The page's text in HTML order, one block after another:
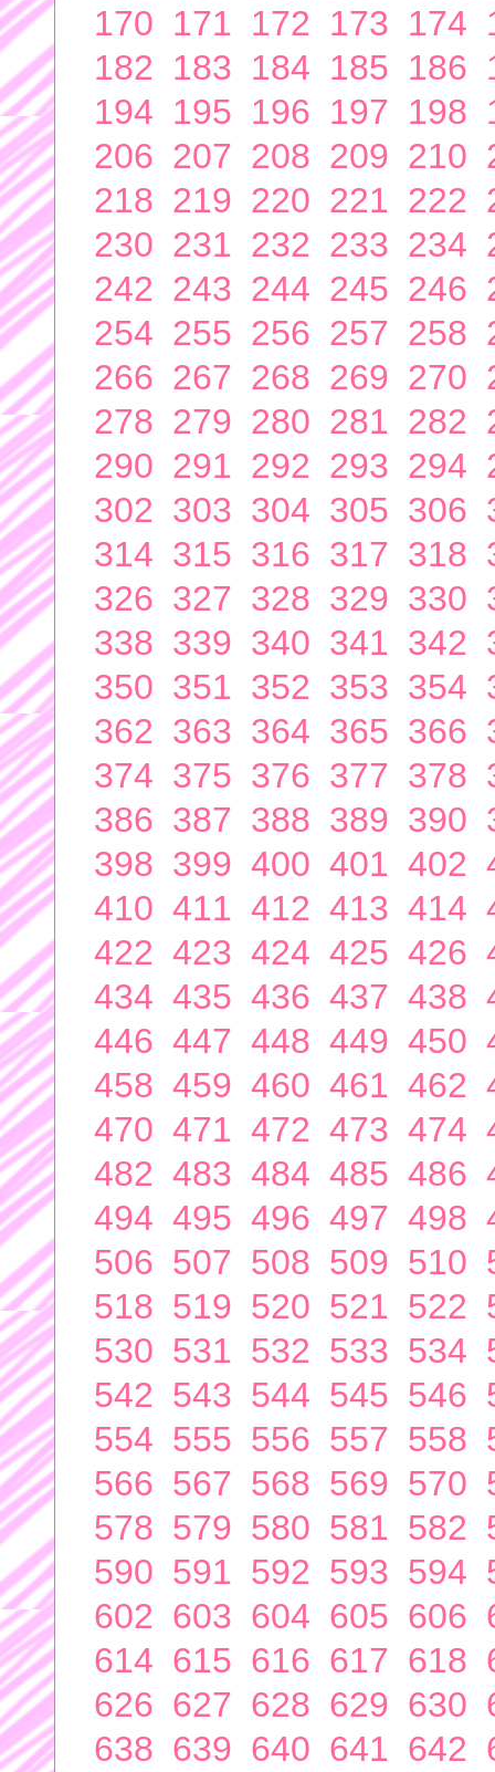
170 171 172 173 174
182 183 184 185 186
194 195 196 197 198
206 207 208 209 210
218 219 220 221 222
230 231 232 233 234
242 243 244 245 246
254 255 256 257 258
266 267 268 269 270
278 279 280 281 282
290 291 292 293 294
302 303 304 305 306
314 315 316 317 318
326 327 328 329 330
338 339 340 341 342
350 351 352 353 354
362 363 364 365 366
374 375 376 377 378
386 387 388 389 390
398 399 400 401 402
410 411 412 413 414
422 423 424 425 426
434 435 436 437 438
446 447 448 449 450
458 459 460 461 462
470 471 472 473 474
482 483 484 485 486
494 495 496 497 498
506 507 508 509 510
518 519 520 521 522
530 531 532 533 534
542 543 544 545 546
554 555 556 557 558
566 567 568 569 570
578 579 580 581 582
590 591 592 593 594
602 603 604 605 606
614 615 616 617 618
626 627 628 629 630
638 639 640 641 642